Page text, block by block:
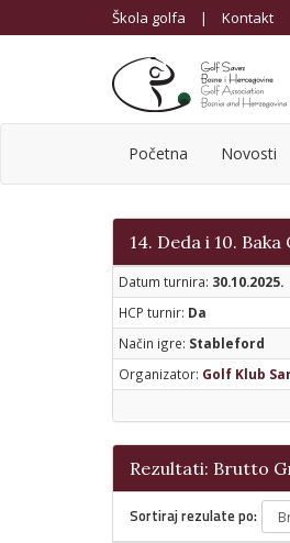
Škola golfa | Kontakt
Početna Novosti
14. Deda i 10. Baka
Datum turnira: 30.10.2025.
HCP turnir: Da
Način igre: Stableford
Organizator: Golf Klub
Rezultati: Brutto
Sortiraj rezulate po: